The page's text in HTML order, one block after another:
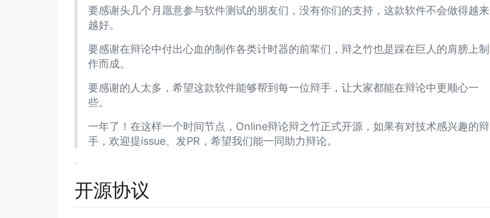
要感谢头几个月愿意参与软件测试的朋友们，没有你们的支持，这款软件不会做得越来
越好。
要感谢在辩论中付出心血的制作各类计时器的前辈们，辩之竹也是踩在巨人的肩膀上制
作而成。
要感谢的人太多，希望这款软件能够帮到每一位辩手，让大家都能在辩论中更顺心一
些。
一年了！在这样一个时间节点，Online辩论辩之竹正式开源，如果有对技术感兴趣的辩
手，欢迎提issue、发PR，希望我们能一同助力辩论。
开源协议